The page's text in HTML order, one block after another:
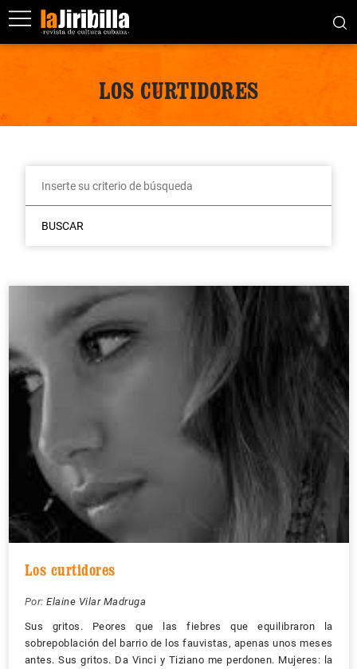
LOS CURTIDORES
BUSCAR
Los curtidores
Por: Elaine Vilar Madruga
Sus gritos. Peores que las fiebres que equilibraron la
sobrepoblación del barrio de los fauvistas, apenas unos meses
antes. Sus gritos. Da Vinci y Tiziano me perdonen. Mujeres: la